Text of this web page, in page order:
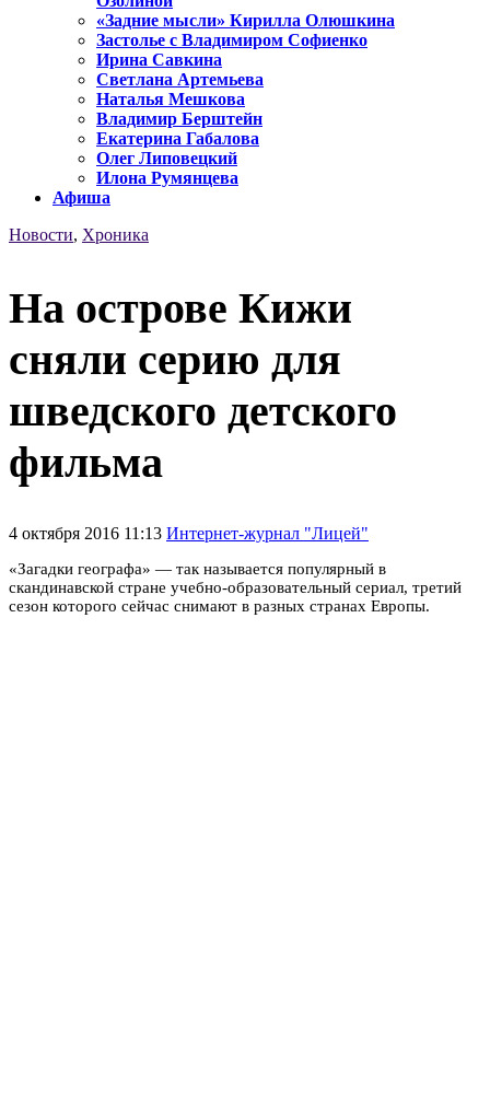
«Задние мысли» Кирилла Олюшкина
Застолье с Владимиром Софиенко
Ирина Савкина
Светлана Артемьева
Наталья Мешкова
Владимир Берштейн
Екатерина Габалова
Олег Липовецкий
Илона Румянцева
Афиша
Новости, Хроника
На острове Кижи
сняли серию для
шведского детского
фильма
4 октября 2016 11:13 Интернет-журнал "Лицей"
«Загадки географа» — так называется популярный в
скандинавской стране учебно-образовательный сериал, третий
сезон которого сейчас снимают в разных странах Европы.